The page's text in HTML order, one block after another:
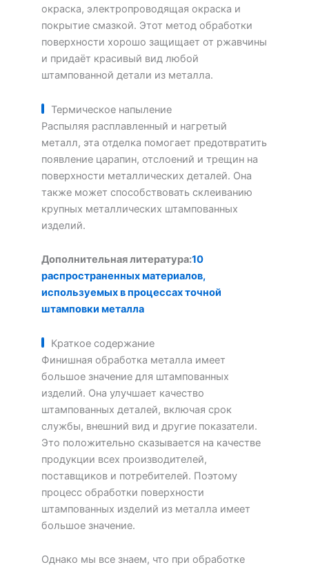
окраска, электропроводящая окраска и
покрытие смазкой. Этот метод обработки
поверхности хорошо защищает от ржавчины
и придаёт красивый вид любой
штампованной детали из металла.
Термическое напыление
Распыляя расплавленный и нагретый
металл, эта отделка помогает предотвратить
появление царапин, отслоений и трещин на
поверхности металлических деталей. Она
также может способствовать склеиванию
крупных металлических штампованных
изделий.
Дополнительная литература:10
распространенных материалов,
используемых в процессах точной
штамповки металла
Краткое содержание
Финишная обработка металла имеет
большое значение для штампованных
изделий. Она улучшает качество
штампованных деталей, включая срок
службы, внешний вид и другие показатели.
Это положительно сказывается на качестве
продукции всех производителей,
поставщиков и потребителей. Поэтому
процесс обработки поверхности
штампованных изделий из металла имеет
большое значение.
Однако мы все знаем, что при обработке